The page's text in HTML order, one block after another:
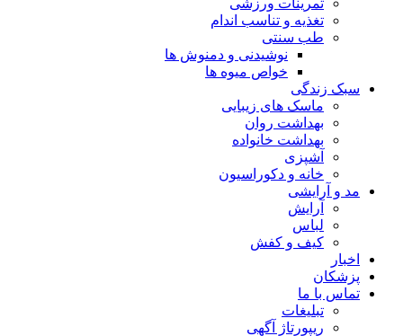
تغذیه و تناسب اندام
طب سنتی
نوشیدنی و دمنوش ها
خواص میوه ها
سبک زندگی
ماسک های زیبایی
بهداشت روان
بهداشت خانواده
آشپزی
خانه و دکوراسیون
مد و آرایشی
آرایش
لباس
کیف و کفش
اخبار
پزشکان
تماس با ما
تبلیغات
ریپورتاژ آگهی